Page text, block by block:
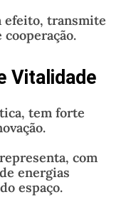
efeito, transmite
Vitalidade
tem forte
com
energias
espaço.